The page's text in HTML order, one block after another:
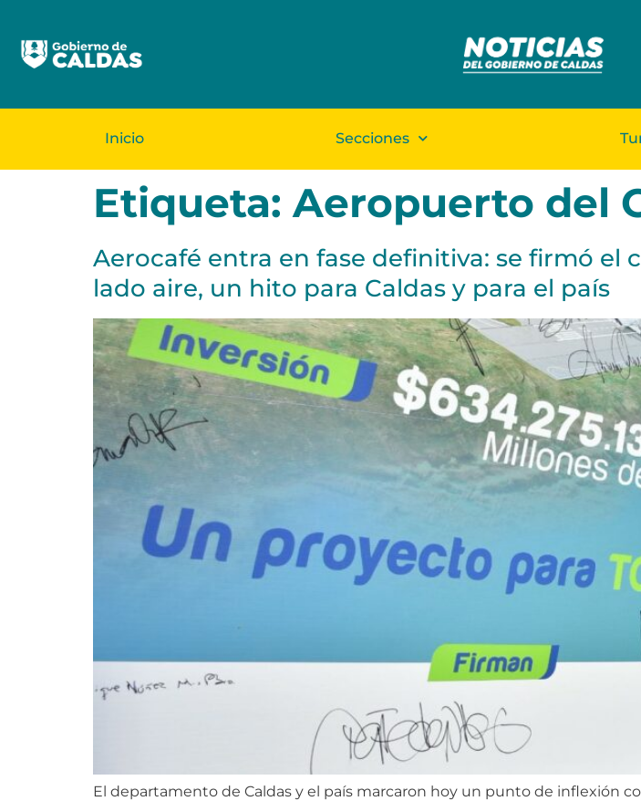
Inicio Secciones
Etiqueta:Aeropuerto del
Aerocafé entra en fase definitiva: se firmó
lado aire, un hito para Caldas y para el país
El departamento de Caldas y el país marcaron hoy un punto de inflexión